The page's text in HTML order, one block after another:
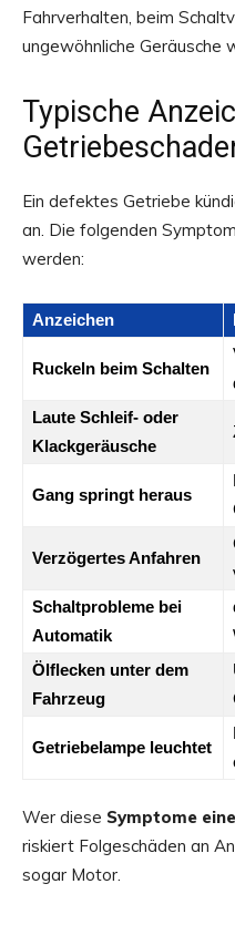
Fahrverhalten, beim
ungewöhnliche Geräusche
Typische
Ein defektes Getriebe
an. Die folgenden
werden:
Anzeichen
Ruckeln beim Schalten
Laute Schleif- oder
Klackgeräusche
Gang springt heraus
Verzögertes Anfahren
Schaltprobleme bei
Automatik
Ölflecken unter dem
Fahrzeug
Getriebelampe leuchtet
Wer diese Symptome
riskiert Folgeschäden an
sogar Motor.